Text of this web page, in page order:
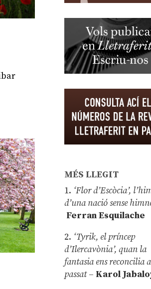
MÉS LLEGIT
1. ‘Flor d’Escòcia’,
d’una nació sense
Ferran Esquilache
2. ‘Tyrik, el príncep
d’Ilercavònia’, quan la
fantasia ens reconcilia
passat– Karol